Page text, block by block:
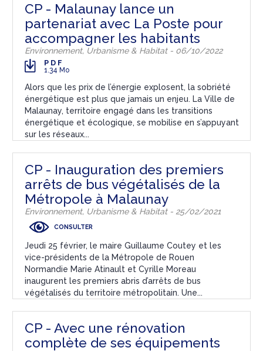
CP - Malaunay lance un
partenariat avec La Poste pour
accompagner les habitants
Environnement, Urbanisme & Habitat - 06/10/2022
PDF
1.34 Mo
Alors que les prix de l’énergie explosent, la sobriété
énergétique est plus que jamais un enjeu. La Ville de
Malaunay, territoire engagé dans les transitions
énergétique et écologique, se mobilise en s’appuyant
sur les réseaux...
CP - Inauguration des premiers
arrêts de bus végétalisés de la
Métropole à Malaunay
Environnement, Urbanisme & Habitat - 25/02/2021
CONSULTER
Jeudi 25 février, le maire Guillaume Coutey et les
vice-présidents de la Métropole de Rouen
Normandie Marie Atinault et Cyrille Moreau
inaugurent les premiers abris d’arrêts de bus
végétalisés du territoire métropolitain. Une...
CP - Avec une rénovation
complète de ses équipements